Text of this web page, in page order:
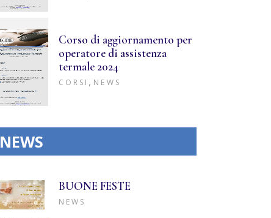
Corso di aggiornamento per
operatore di assistenza
termale 2024
CORSI , NEWS
NEWS
BUONE FESTE
NEWS